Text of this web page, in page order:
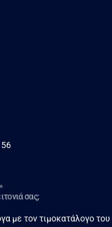
56
σας;
με τον τιμοκατάλογο του